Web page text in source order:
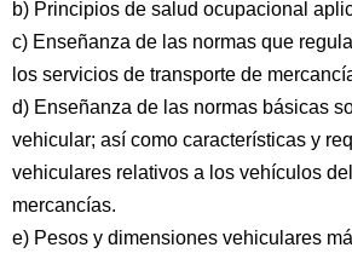
b) Principios de salud ocupacional
c) Enseñanza de las normas que
los servicios de transporte de
d) Enseñanza de las normas básicas
vehicular; así como características y
vehiculares relativos a los vehículos
mercancías.
e) Pesos y dimensiones vehiculares